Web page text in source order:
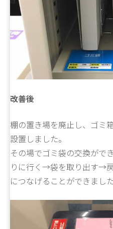
改善後
棚の置き場を廃止し、ゴミ
設置しました。
その場でゴミ袋の交換がで
りに行く→袋を取り出す→
につなげることができまし